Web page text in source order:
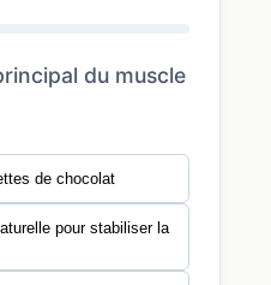
du muscle
de chocolat
pour stabiliser la